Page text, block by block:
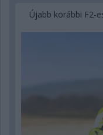
Újabb korábbi F2-